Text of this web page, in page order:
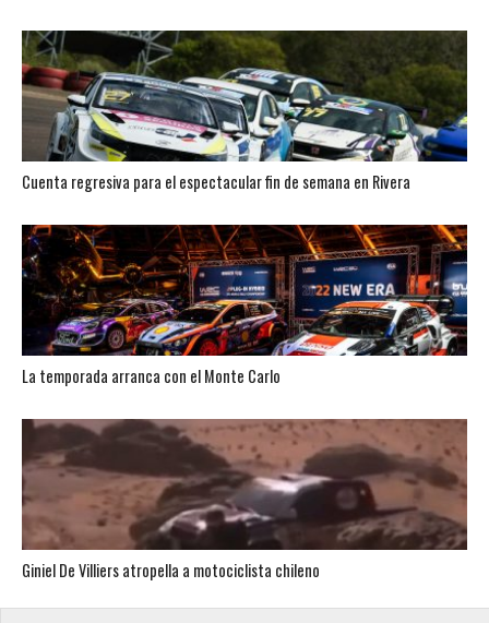
Cuenta regresiva para el espectacular fin de semana en Rivera
La temporada arranca con el Monte Carlo
Giniel De Villiers atropella a motociclista chileno